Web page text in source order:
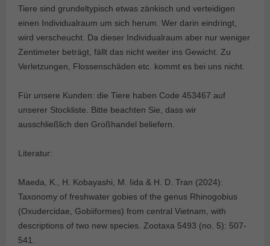
Tiere sind grundeltypisch etwas zänkisch und verteidigen
einen Individualraum um sich herum. Wer darin eindringt,
wird verscheucht. Da dieser Individualraum aber nur weniger
Zentimeter beträgt, fällt das nicht weiter ins Gewicht. Zu
Verletzungen, Flossenschäden etc. kommt es bei uns nicht.
Für unsere Kunden: die Tiere haben Code 453467 auf
unserer Stockliste. Bitte beachten Sie, dass wir
ausschließlich den Großhandel beliefern.
Literatur:
Maeda, K., H. Kobayashi, M. Iida & H. D. Tran (2024):
Taxonomy of freshwater gobies of the genus Rhinogobius
(Oxudercidae, Gobiiformes) from central Vietnam, with
descriptions of two new species. Zootaxa 5493 (no. 5): 507-
541.